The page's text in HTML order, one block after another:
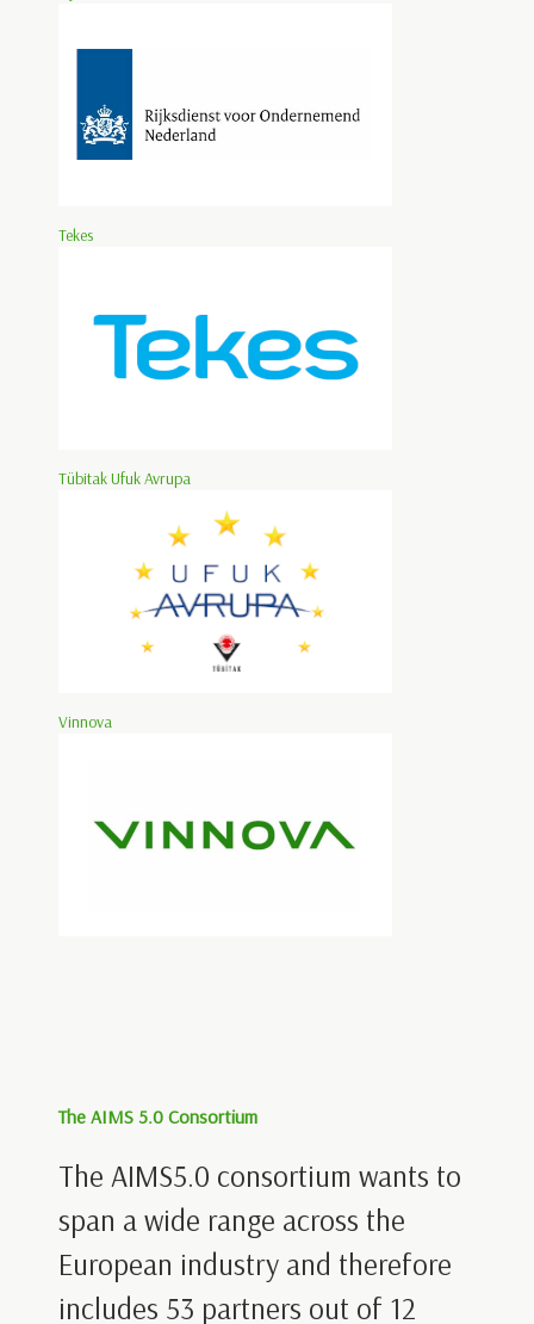
Tekes
Tübitak Ufuk Avrupa
Vinnova
The AIMS 5.0 Consortium
The AIMS5.0 consortium wants to
span a wide range across the
European industry and therefore
includes 53 partners out of 12